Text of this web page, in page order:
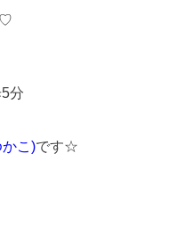
♡
分
こ)です☆